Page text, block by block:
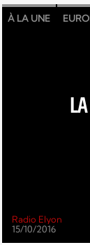
À LA UNE
Radio Elyon
15/10/2016